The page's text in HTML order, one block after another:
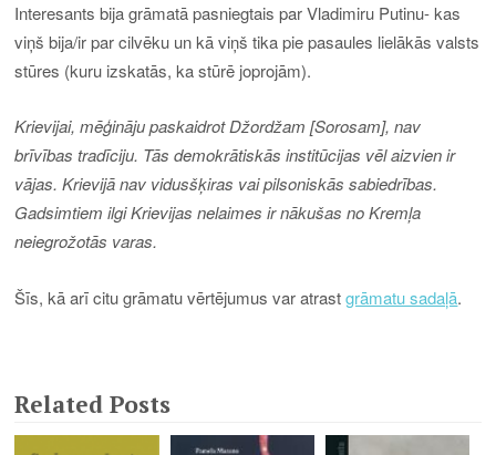
Interesants bija grāmatā pasniegtais par Vladimiru Putinu- kas
viņš bija/ir par cilvēku un kā viņš tika pie pasaules lielākās valsts
stūres (kuru izskatās, ka stūrē joprojām).
Krievijai, mēģināju paskaidrot Džordžam [Sorosam], nav
brīvības tradīciju. Tās demokrātiskās institūcijas vēl aizvien ir
vājas. Krievijā nav vidusšķiras vai pilsoniskās sabiedrības.
Gadsimtiem ilgi Krievijas nelaimes ir nākušas no Kremļa
neiegrožotās varas.
Šīs, kā arī citu grāmatu vērtējumus var atrastgrāmatu sadaļā.
Related Posts